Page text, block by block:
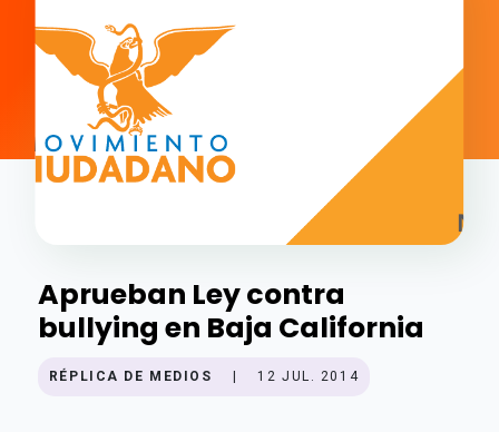
Aprueban Ley contra
bullying en Baja California
RÉPLICA DE MEDIOS 12 JUL. 2014